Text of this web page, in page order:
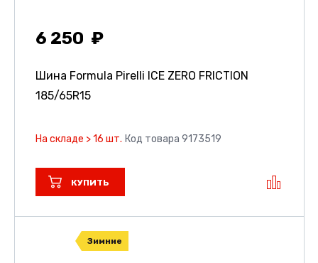
6 250
Шина Formula Pirelli ICE ZERO FRICTION
185/65R15
На складе > 16 шт. Код товара 9173519
КУПИТЬ
Зимние